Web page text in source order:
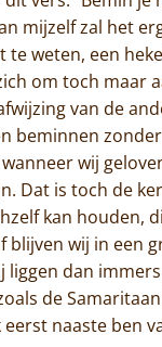
mijzelf zal het
weten, een
om toch maar
van de
beminnen
wij
Dat is toch de
kan houden,
wij in een
dan
de
naaste ben